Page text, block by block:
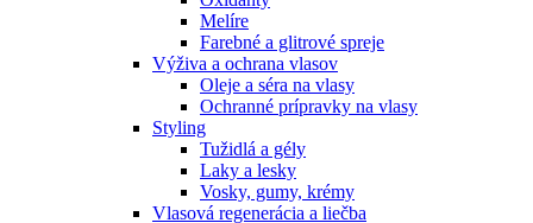
Melíre
Farebné a glitrové spreje
Výživa a ochrana vlasov
Oleje a séra na vlasy
Ochranné prípravky na vlasy
Styling
Tužidlá a gély
Laky a lesky
Vosky, gumy, krémy
Vlasová regenerácia a liečba